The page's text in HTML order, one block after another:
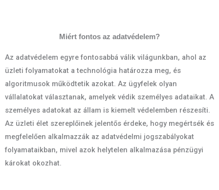
Miért fontos az adatvédelem?
Az adatvédelem egyre fontosabbá válik világunkban, ahol az
üzleti folyamatokat a technológia határozza meg, és
algoritmusok működtetik azokat. Az ügyfelek olyan
vállalatokat választanak, amelyek védik személyes adataikat. A
személyes adatokat az állam is kiemelt védelemben részesíti.
Az üzleti élet szereplőinek jelentős érdeke, hogy megértsék és
megfelelően alkalmazzák az adatvédelmi jogszabályokat
folyamataikban, mivel azok helytelen alkalmazása pénzügyi
károkat okozhat.